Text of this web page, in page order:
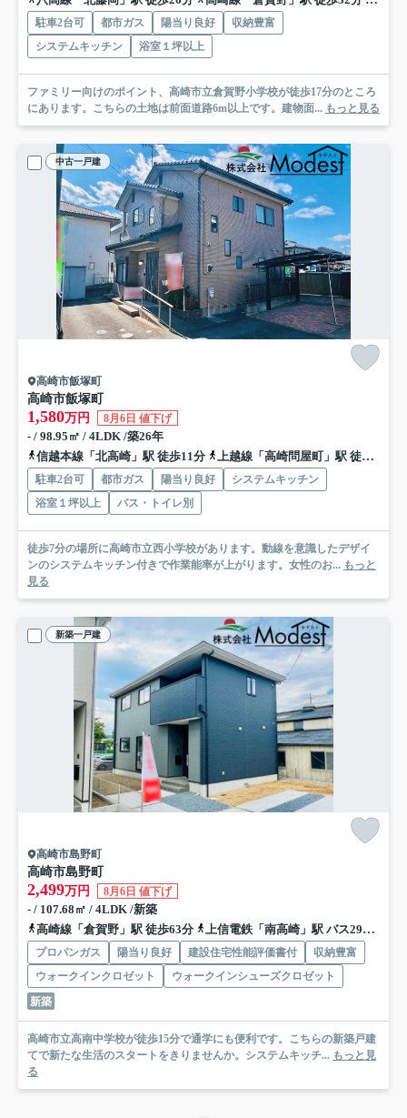
駐車2台可 都市ガス 陽当り良好
収納豊富
システムキッチン
浴室１坪以上
ファミリー向けのポイント、高崎市立倉賀野小学校が徒歩17分のところ
にあります。こちらの土地は前面道路6m以上です。建物面... もっと見る
中古一戸建
高崎市飯塚町
高崎市飯塚町
1,580万円 8月6日 値下げ
- / 98.95㎡ / 4LDK /築26年
信越本線「北高崎」駅 徒歩11分
上越線「高崎問屋町」駅 徒歩30分
駐車2台可 都市ガス 陽当り良好
システムキッチン
浴室１坪以上
バス・トイレ別
徒歩7分の場所に高崎市立西小学校があります。動線を意識したデザイ
ンのシステムキッチン付きで作業能率が上がります。女性のお... もっと
見る
新築一戸建
高崎市島野町
高崎市島野町
2,499万円 8月6日 値下げ
- / 107.68㎡ / 4LDK /新築
高崎線「倉賀野」駅 徒歩63分
上信電鉄「南高崎」駅 バス29分 群馬中央バス「将軍塚工業団地」 停歩3分
プロパンガス 陽当り良好 建設住宅性能評価書付
収納豊富
ウォークインクロゼット
ウォークインシューズクロゼット
新築
高崎市立高南中学校が徒歩15分で通学にも便利です。こちらの新築戸建
てで新たな生活のスタートをきりませんか。システムキッチ... もっと見
る